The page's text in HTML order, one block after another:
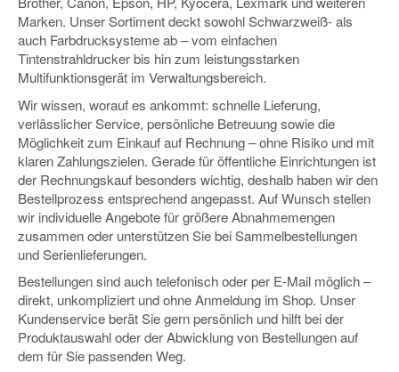
Marken. Unser Sortiment deckt sowohl Schwarzweiß- als
auch Farbdrucksysteme ab – vom einfachen
Tintenstrahldrucker bis hin zum leistungsstarken
Multifunktionsgerät im Verwaltungsbereich.
Wir wissen, worauf es ankommt: schnelle Lieferung,
verlässlicher Service, persönliche Betreuung sowie die
Möglichkeit zum Einkauf auf Rechnung – ohne Risiko und mit
klaren Zahlungszielen. Gerade für öffentliche Einrichtungen ist
der Rechnungskauf besonders wichtig, deshalb haben wir den
Bestellprozess entsprechend angepasst. Auf Wunsch stellen
wir individuelle Angebote für größere Abnahmemengen
zusammen oder unterstützen Sie bei Sammelbestellungen
und Serienlieferungen.
Bestellungen sind auch telefonisch oder per E-Mail möglich –
direkt, unkompliziert und ohne Anmeldung im Shop. Unser
Kundenservice berät Sie gern persönlich und hilft bei der
Produktauswahl oder der Abwicklung von Bestellungen auf
dem für Sie passenden Weg.